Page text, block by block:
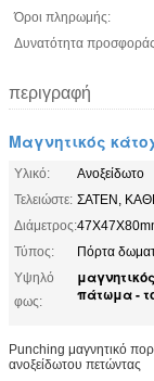
Όροι πληρωμής:
Δυνατότητα
περιγραφή
Μαγνητικός
Υλικό:
Ανοξείδωτο
Τελειώστε: ΣΑΤΕΝ,
Διάμετρος:
Τύπος:
Πόρτα
Υψηλό
φως:
πάτωμα -
Punching μαγνητικό
ανοξείδωτου πετώντας